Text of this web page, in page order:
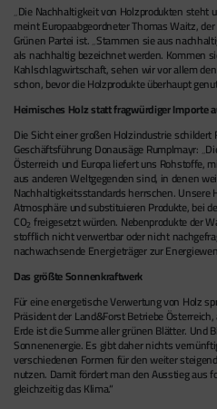
„Die Nachhaltigkeit von Holzprodukten steht
meint Europaabgeordneter Thomas Waitz,
Grünen Partei ist. „Stammen sie aus
als nachhaltig bezeichnet werden. Kommen
Kahlschlagwirtschaft, sehen wir vor allem
schon, bevor die Holzprodukte überhaupt
Heimisches Holz statt fragwürdiger Importe
Die Sicht einer großen Holzindustrie schildert
Geschäftsführung Donausäge Rumplmayr:
Österreich und Europa liefert uns Rohstoffe,
aus anderen Weltgegenden sind, in denen
Nachhaltigkeitsstandards herrschen.
Atmosphäre und substituieren Produkte, bei
CO2 freigesetzt würden. Nebenprodukte der
stofflich nicht verwertbar oder nicht
nachwachsende Energieträger zur
Das größte Sonnenkraftwerk
Für eine energetische Verwertung von Holz
Präsident der Land&Forst Betriebe
Erde ist die Summe aller grünen Blätter. Und
Sonnenenergie. Es gibt daher nichts
verschiedenen Formen für den weiter
nutzen. Damit fördert man den Ausstieg aus
gleichzeitig das Klima.“